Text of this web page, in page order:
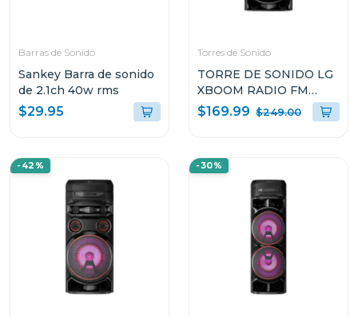
Barras de Sonido
Sankey Barra de sonido
de 2.1ch 40w rms
$29.95
Torres de Sonido
TORRE DE SONIDO LG
XBOOM RADIO FM
MULTI BLUETOOTH
SUPER BASS BOOST
$169.99 $249.00
-42% -30%